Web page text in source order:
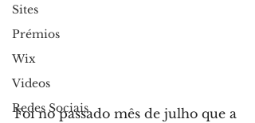
Sites
Prémios
Wix
Videos
Redes Sociais
Foi no passado mês de julho que a